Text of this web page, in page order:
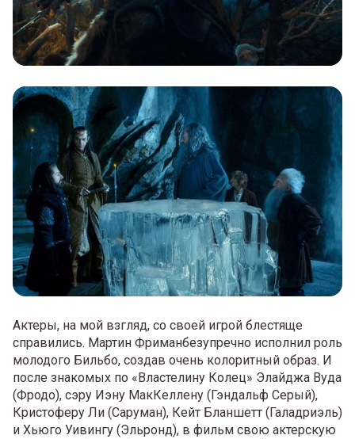
Актеры, на мой взгляд, со своей игрой блестяще
справились. Мартин Фриманбезупречно исполнил роль
молодого Бильбо, создав очень колоритный образ. И
после знакомых по «Властелину Колец» Элайджа Вуда
(Фродо), сэру Иэну МакКеллену (Гэндальф Серый),
Кристоферу Ли (Саруман), Кейт Бланшетт (Галадриэль)
и Хьюго Уивингу (Эльронд), в фильм свою актерскую